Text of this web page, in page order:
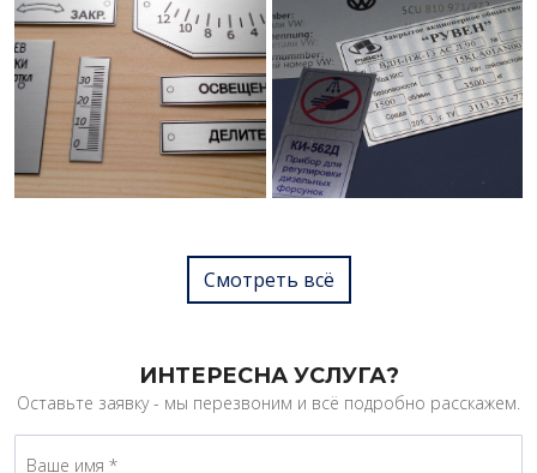
Смотреть всё
ИНТЕРЕСНА УСЛУГА?
Оставьте заявку - мы перезвоним и всё подробно расскажем.